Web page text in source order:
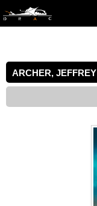
ARCHER, JEFFREY